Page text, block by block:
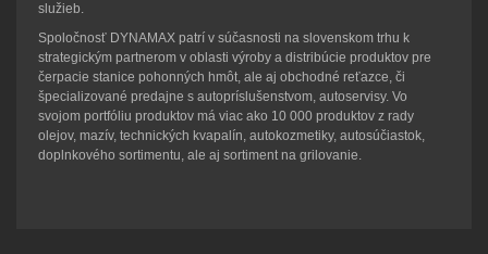
služieb.
Spoločnosť DYNAMAX patrí v súčasnosti na slovenskom trhu k
strategickým partnerom v oblasti výroby a distribúcie produktov pre
čerpacie stanice pohonných hmôt, ale aj obchodné reťazce, či
špecializované predajne s autopríslušenstvom, autoservisy. Vo
svojom portfóliu produktov má viac ako 10 000 produktov z rady
olejov, mazív, technických kvapalín, autokozmetiky, autosúčiastok,
doplnkového sortimentu, ale aj sortiment na grilovanie.